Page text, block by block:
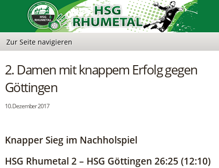
2. Damen mit knappem Erfolg gegen
Göttingen
10. Dezember 2017
Knapper Sieg im Nachholspiel
HSG Rhumetal 2 – HSG Göttingen 26:25 (12:10)